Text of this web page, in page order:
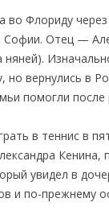
во Флориду
Софии. Отец —
няней).
но вернулись в
помогли
в теннис в
Кенина,
увидел в
и по-прежнему